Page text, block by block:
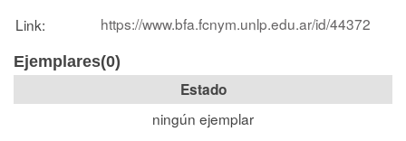
Link:
https://www.bfa.fcnym.unlp.edu.ar/id/44372
Ejemplares(0)
Estado
ningún ejemplar